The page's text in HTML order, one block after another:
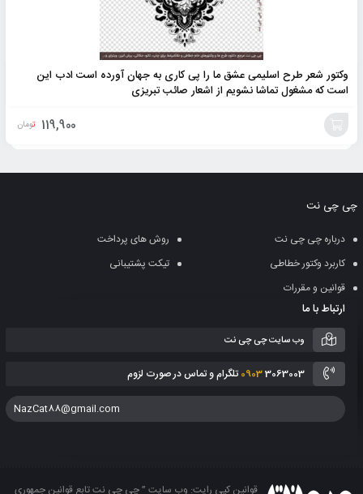
وکتور شعر طرح اسلیمی عشق ما را پی کاری به جهان آورده است ادب این
است که مشغول تماشا نشویم از اشعار صائب تبریزی
119,900 تومان
سبد
چی چی نت
درباره چی چی نت
روش های پرداخت
کاربرد وکتور خطاطی
تیکت پشتیبانی
قوانین و مقررات
ارتباط با ما
وب سایت چی چی نت
09033063003 تلگرام و تماس در صورت لزوم
NazCat88@gmail.com
قوانین کپی رایت: وب سایت ” چی چی نت تابع قوانین جمهوری